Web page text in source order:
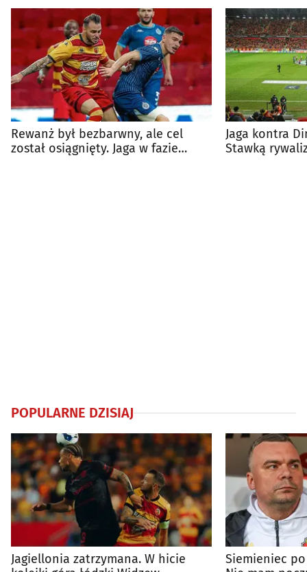
Rewanż był bezbarwny, ale cel
został osiągnięty. Jaga w fazie
Jaga kontra
Stawką
POPULARNE DZISIAJ
Jagiellonia zatrzymana. W hicie
Siemieniec